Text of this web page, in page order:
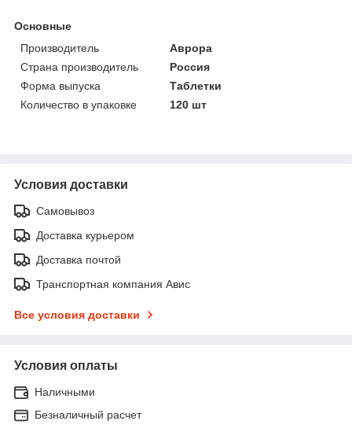
Основные
Производитель
Аврора
Страна производитель
Россия
Форма выпуска
Таблетки
Количество в упаковке
120 шт
Условия доставки
Самовывоз
Доставка курьером
Доставка почтой
Транспортная компания Авис
Все условия доставки
Условия оплаты
Наличными
Безналичный расчет